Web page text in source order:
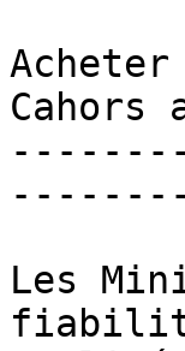
Acheter
Les